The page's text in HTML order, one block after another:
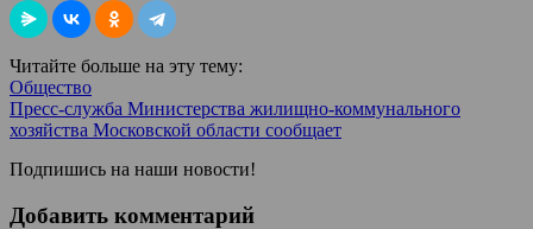
Читайте больше на эту тему:
Общество
Пресс-служба Министерства жилищно-коммунального
хозяйства Московской области сообщает
Подпишись на наши новости!
Добавить комментарий